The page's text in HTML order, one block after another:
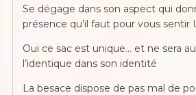
Se dégage dans son aspect qui
présence qu’il faut pour vous sentir
Oui ce sac est unique… et ne sera
l’identique dans son identité
La besace dispose de pas mal de